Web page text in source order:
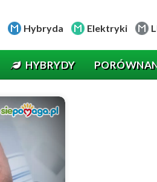
Hybryda Elektryki
HYBRYDY